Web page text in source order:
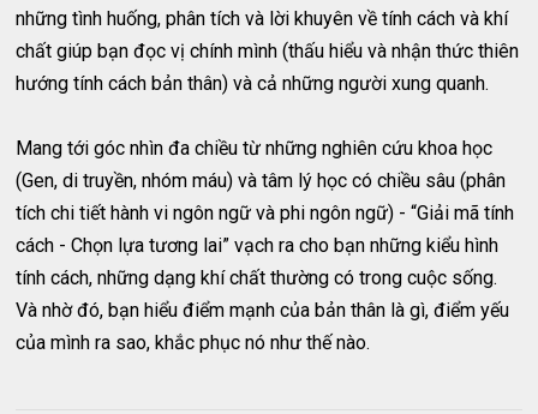
những tình huống, phân tích và lời khuyên về tính cách và khí
chất giúp bạn đọc vị chính mình (thấu hiểu và nhận thức thiên
hướng tính cách bản thân) và cả những người xung quanh.
Mang tới góc nhìn đa chiều từ những nghiên cứu khoa học
(Gen, di truyền, nhóm máu) và tâm lý học có chiều sâu (phân
tích chi tiết hành vi ngôn ngữ và phi ngôn ngữ) - “Giải mã tính
cách - Chọn lựa tương lai” vạch ra cho bạn những kiểu hình
tính cách, những dạng khí chất thường có trong cuộc sống.
Và nhờ đó, bạn hiểu điểm mạnh của bản thân là gì, điểm yếu
của mình ra sao, khắc phục nó như thế nào.